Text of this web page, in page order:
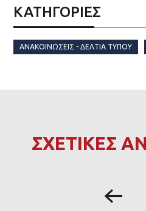
ΚΑΤΗΓΟΡΙΕΣ
ΑΝΑΚΟΙΝΏΣΕΙΣ - ΔΕΛΤΊΑ ΤΎΠΟΥ
ΣΧΕΤΙΚΕΣ